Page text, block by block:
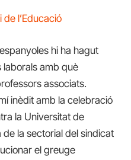
de l’Educació
hi ha hagut
laborals amb què
associats.
inèdit amb la celebració
la Universitat de
la sectorial del sindicat
el greuge